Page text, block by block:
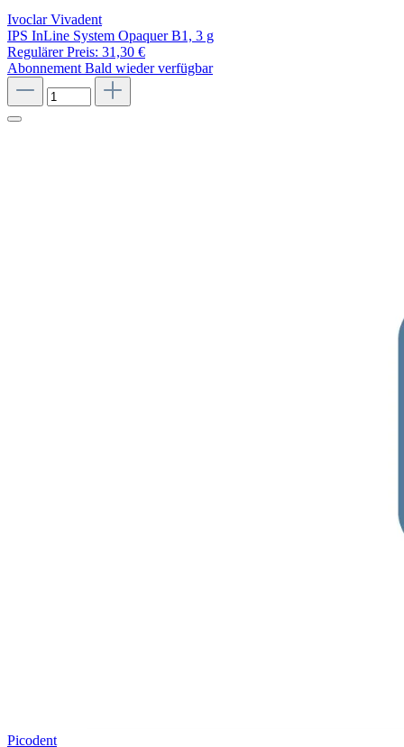
Ivoclar Vivadent
IPS InLine System Opaquer B1, 3 g
Regulärer Preis: 31,30 €
Abonnement Bald wieder verfügbar
Picodent